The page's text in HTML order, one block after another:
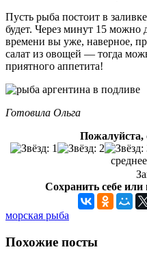
Пусть рыба постоит в
будет. Через минут 15 можно
времени вы уже, наверное,
салат из овощей — тогда
приятного аппетита!
Готовила Ольга
Пожалуйста,
Сохранить себе или
морская рыба
Похожие посты